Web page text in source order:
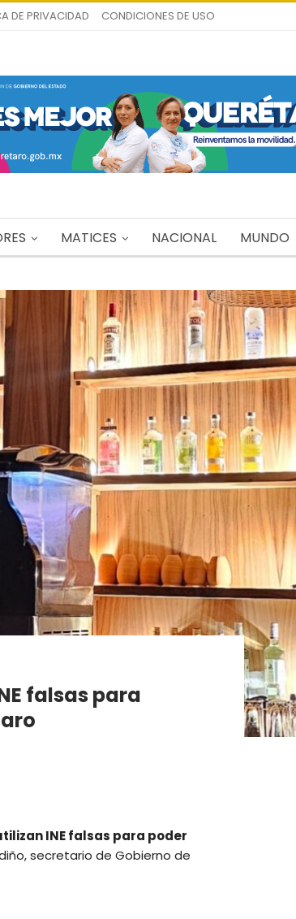
DE PRIVACIDAD CONDICIONES DE USO
MATICES NACIONAL MUNDO
falsas para
INE falsas para poder
secretario de Gobierno de